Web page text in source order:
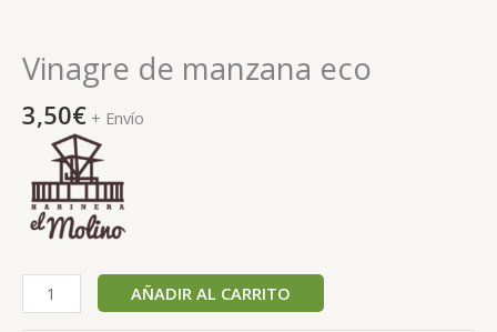
Vinagre de manzana eco
3,50€ + Envío
AÑADIR AL CARRITO